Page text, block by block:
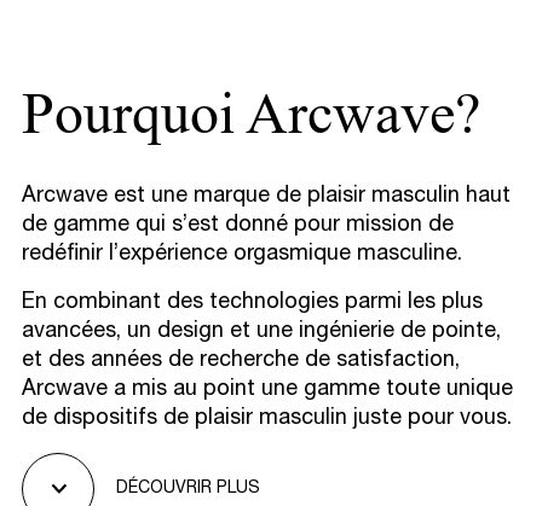
Pourquoi Arcwave?
Arcwave est une marque de plaisir masculin haut
de gamme qui s’est donné pour mission de
redéfinir l’expérience orgasmique masculine.
En combinant des technologies parmi les plus
avancées, un design et une ingénierie de pointe,
et des années de recherche de satisfaction,
Arcwave a mis au point une gamme toute unique
de dispositifs de plaisir masculin juste pour vous.
DÉCOUVRIR PLUS